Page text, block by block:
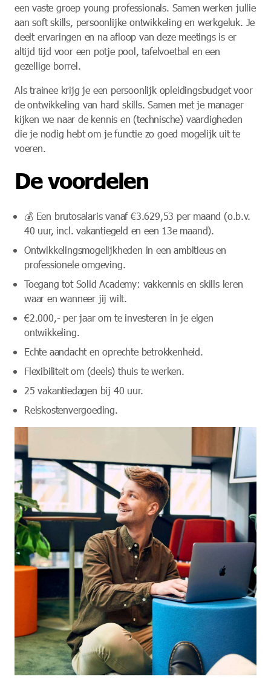
een vaste groep young professionals. Samen werken jullie
aan soft skills, persoonlijke ontwikkeling en werkgeluk. Je
deelt ervaringen en na afloop van deze meetings is er
altijd tijd voor een potje pool, tafelvoetbal en een
gezellige borrel.
Als trainee krijg je een persoonlijk opleidingsbudget voor
de ontwikkeling van hard skills. Samen met je manager
kijken we naar de kennis en (technische) vaardigheden
die je nodig hebt om je functie zo goed mogelijk uit te
voeren.
De voordelen
💰 Een brutosalaris vanaf €3.629,53 per maand (o.b.v.
40 uur, incl. vakantiegeld en een 13e maand).
Ontwikkelingsmogelijkheden in een ambitieus en
professionele omgeving.
Toegang tot Solid Academy: vakkennis en skills leren
waar en wanneer jij wilt.
€2.000,- per jaar om te investeren in je eigen
ontwikkeling.
Echte aandacht en oprechte betrokkenheid.
Flexibiliteit om (deels) thuis te werken.
25 vakantiedagen bij 40 uur.
Reiskostenvergoeding.